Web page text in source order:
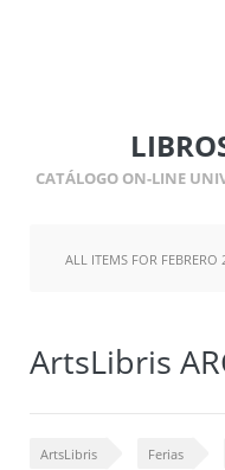
CATÁLOGO ON-LINE
ALL ITEMS FOR FEBRERO
ArtsLibris
ArtsLibris Ferias